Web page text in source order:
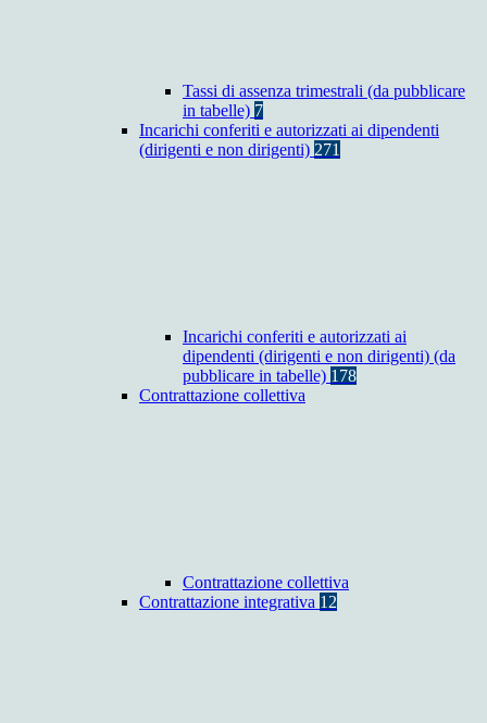
Tassi di assenza trimestrali (da pubblicare
in tabelle) 7
Incarichi conferiti e autorizzati ai dipendenti
(dirigenti e non dirigenti) 271
Incarichi conferiti e autorizzati ai
dipendenti (dirigenti e non dirigenti) (da
pubblicare in tabelle) 178
Contrattazione collettiva
Contrattazione collettiva
Contrattazione integrativa 12